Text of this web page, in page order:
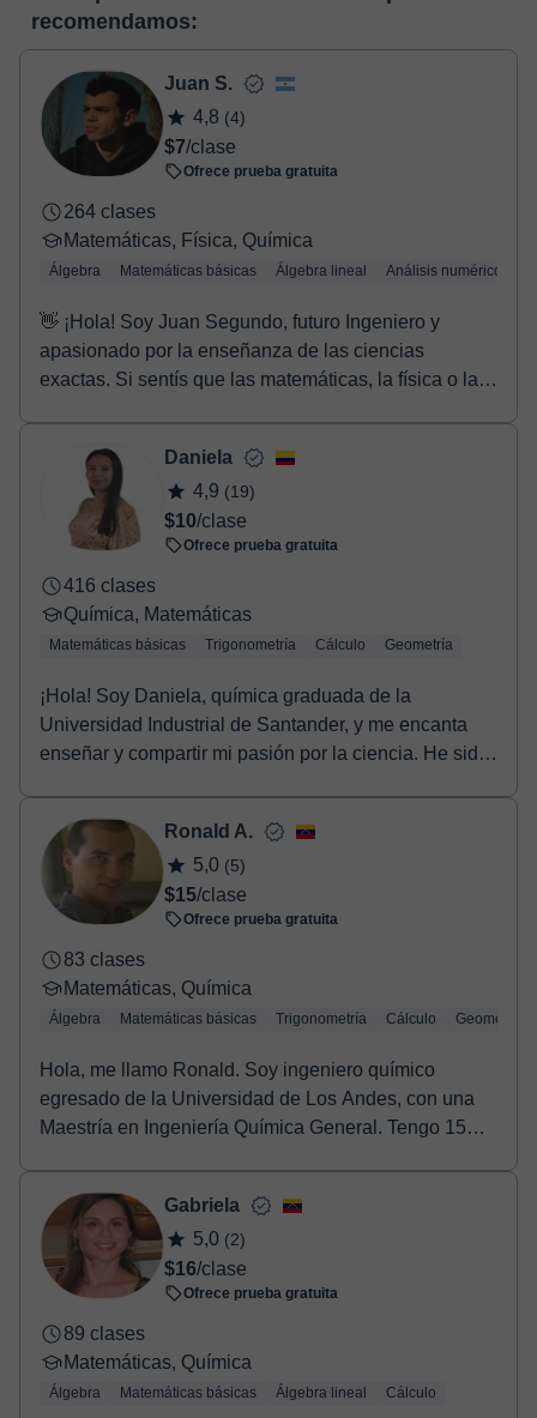
enlace puedes ver una demo del aula y conocerla: Ver aula
virtual
Tienes dos opciones para efectuar el pago:
- Tarjeta de crédito.
- Paypal.
Una vez realices el pago de la clase, recibirás un e-mail de
confirmación de la reserva.
recomendamos:
Juan S.
4,8 (4)
$7/clase
Ofrece prueba gratuita
264 clases
Matemáticas, Física, Química
Álgebra Matemáticas básicas Álgebra lineal Análisis numérico
👋 ¡Hola! Soy Juan Segundo, futuro Ingeniero y
apasionado por la enseñanza de las ciencias
exactas. Si sentís que las matemáticas, la física o la
Daniela
4,9 (19)
$10/clase
Ofrece prueba gratuita
416 clases
Química, Matemáticas
Matemáticas básicas Trigonometría Cálculo Geometría
¡Hola! Soy Daniela, química graduada de la
Universidad Industrial de Santander, y me encanta
enseñar y compartir mi pasión por la ciencia. He sido
Ronald A.
5,0 (5)
$15/clase
Ofrece prueba gratuita
83 clases
Matemáticas, Química
Álgebra Matemáticas básicas Trigonometría Cálculo Geometría
Hola, me llamo Ronald. Soy ingeniero químico
egresado de la Universidad de Los Andes, con una
Maestría en Ingeniería Química General. Tengo 15
Gabriela
5,0 (2)
$16/clase
Ofrece prueba gratuita
89 clases
Matemáticas, Química
Álgebra Matemáticas básicas Álgebra lineal Cálculo